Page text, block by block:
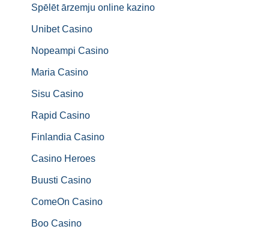
Spēlēt ārzemju online kazino
Unibet Casino
Nopeampi Casino
Maria Casino
Sisu Casino
Rapid Casino
Finlandia Casino
Casino Heroes
Buusti Casino
ComeOn Casino
Boo Casino